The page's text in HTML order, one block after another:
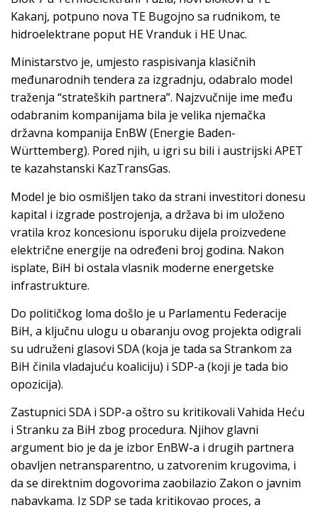
Kakanj, potpuno nova TE Bugojno sa rudnikom, te
hidroelektrane poput HE Vranduk i HE Unac.
Ministarstvo je, umjesto raspisivanja klasičnih
međunarodnih tendera za izgradnju, odabralo model
traženja “strateških partnera”. Najzvučnije ime među
odabranim kompanijama bila je velika njemačka
državna kompanija EnBW (Energie Baden-
Württemberg). Pored njih, u igri su bili i austrijski APET
te kazahstanski KazTransGas.
Model je bio osmišljen tako da strani investitori donesu
kapital i izgrade postrojenja, a država bi im uloženo
vratila kroz koncesionu isporuku dijela proizvedene
električne energije na određeni broj godina. Nakon
isplate, BiH bi ostala vlasnik moderne energetske
infrastrukture.
Do političkog loma došlo je u Parlamentu Federacije
BiH, a ključnu ulogu u obaranju ovog projekta odigrali
su udruženi glasovi SDA (koja je tada sa Strankom za
BiH činila vladajuću koaliciju) i SDP-a (koji je tada bio
opozicija).
Zastupnici SDA i SDP-a oštro su kritikovali Vahida Heću
i Stranku za BiH zbog procedura. Njihov glavni
argument bio je da je izbor EnBW-a i drugih partnera
obavljen netransparentno, u zatvorenim krugovima, i
da se direktnim dogovorima zaobilazio Zakon o javnim
nabavkama. Iz SDP se tada kritikovao proces, a